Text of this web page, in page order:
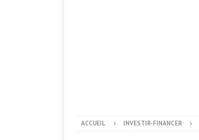
ACCUEIL INVESTIR-FINANCER